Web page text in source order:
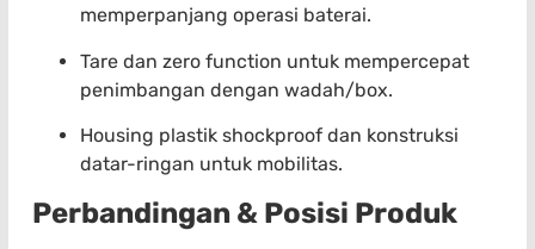
memperpanjang operasi baterai.
Tare dan zero function untuk mempercepat
penimbangan dengan wadah/box.
Housing plastik shockproof dan konstruksi
datar-ringan untuk mobilitas.
Perbandingan & Posisi Produk